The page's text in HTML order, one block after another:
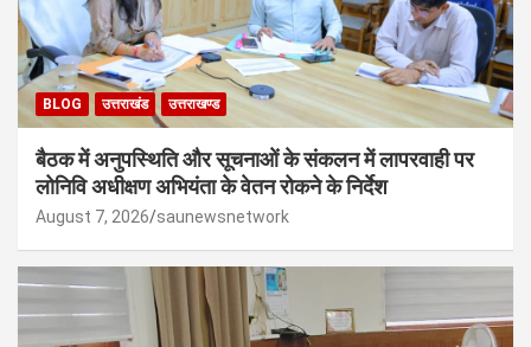
BLOG उत्तराखंड उत्तराखण्ड
बैठक में अनुपस्थिति और सूचनाओं के संकलन में लापरवाही पर
लोनिवि अधीक्षण अभियंता के वेतन रोकने के निर्देश
August 7, 2026 saunewsnetwork